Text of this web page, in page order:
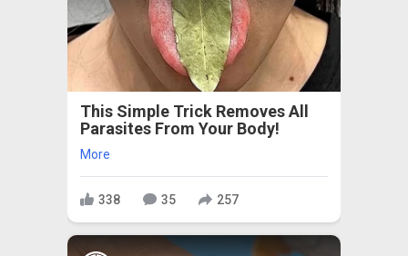
This Simple Trick Removes All
Parasites From Your Body!
More
338 35 257